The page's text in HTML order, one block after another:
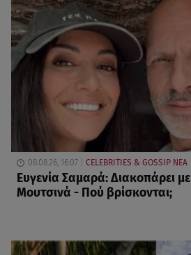
08.08.26, 16:07 CELEBRITIES & GOSSIP ΝΕΑ
Ευγενία Σαμαρά: Διακοπάρει
Μουτσινά - Πού βρίσκονται;